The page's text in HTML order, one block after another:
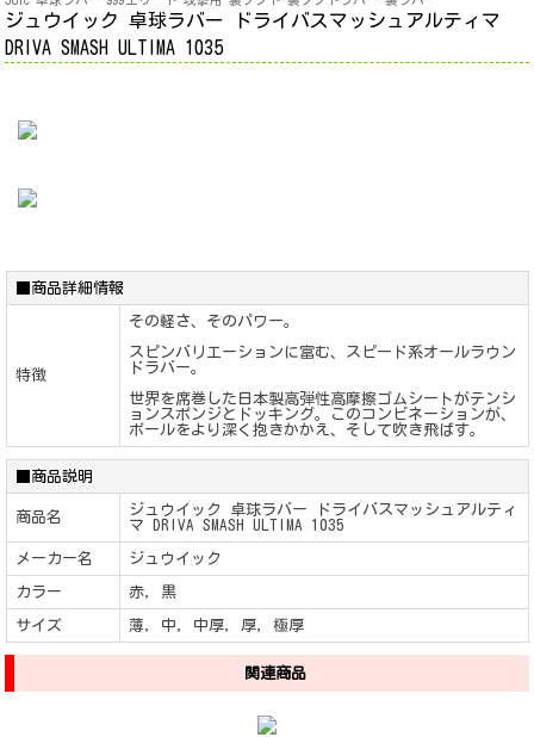
ジュウイック 卓球ラバー ドライバスマッシュアルティマ
DRIVA SMASH ULTIMA 1035
■商品詳細情報
特徴
その軽さ、そのパワー。
スピンバリエーションに富む、スピード系オールラウン
ドラバー。
世界を席巻した日本製高弾性高摩擦ゴムシートがテンシ
ョンスポンジとドッキング。このコンビネーションが、
ボールをより深く抱きかかえ、そして吹き飛ばす。
■商品説明
商品名
ジュウイック 卓球ラバー ドライバスマッシュアルティ
マ DRIVA SMASH ULTIMA 1035
メーカー名 ジュウイック
カラー 赤, 黒
サイズ 薄, 中, 中厚, 厚, 極厚
関連商品